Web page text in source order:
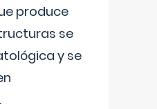
produce
se
y se